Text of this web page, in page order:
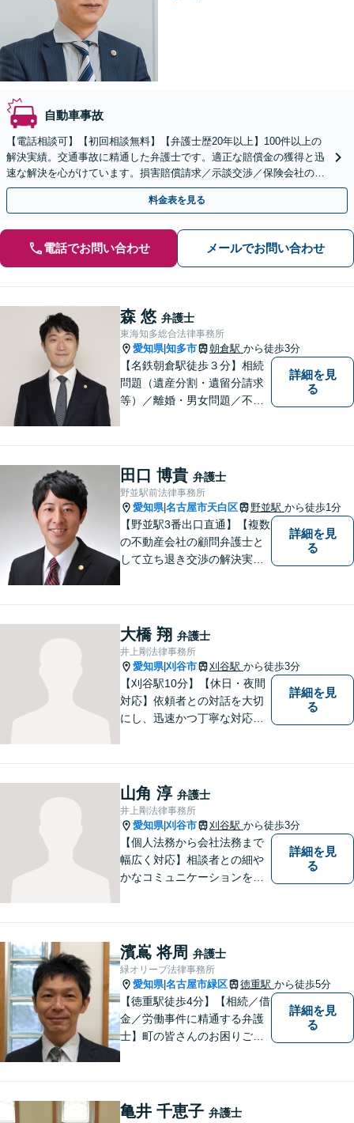
自動車事故
【電話相談可】【初回相談無料】【弁護士歴20年以上】100件以上の
解決実績。交通事故に精通した弁護士です。適正な賠償金の獲得と迅
速な解決を心がけています。損害賠償請求／示談交渉／保険会社の対
応などに対応【夜間・休日面談可】【刈谷駅3分】
料金表を見る
電話でお問い合わせ メールでお問い合わせ
森 悠 弁護士
東海知多総合法律事務所
愛知県|知多市 朝倉駅 から徒歩3分
【名鉄朝倉駅徒歩３分】相続
問題（遺産分割・遺留分請求
等）／離婚・男女問題／不動
多数。
詳細を見
る
田口 博貴 弁護士
野並駅前法律事務所
愛知県|名古屋市天白区 野並駅 から徒歩1分
【野並駅3番出口直通】【複数
の不動産会社の顧問弁護士と
して立ち退き交渉の解決実績
被害者側に限る）、離婚、企
業及び個人事業主の顧問に関
する相談は初回相談無料で
す。
詳細を見
る
大橋 翔 弁護士
井上剛法律事務所
愛知県|刈谷市 刈谷駅 から徒歩3分
【刈谷駅10分】【休日・夜間
対応】依頼者との対話を大切
にし、迅速かつ丁寧な対応を
サービスを提供。【駐車場完
備】
詳細を見
る
山角 淳 弁護士
井上剛法律事務所
愛知県|刈谷市 刈谷駅 から徒歩3分
【個人法務から会社法務まで
幅広く対応】相談者との細や
かなコミュニケーションを大
ら、お早めにご相談くださ
い。【JR在来線「刈谷駅」4
分】【駐車場あり】
詳細を見
る
濱嶌 将周 弁護士
緑オリーブ法律事務所
愛知県|名古屋市緑区 徳重駅 から徒歩5分
【徳重駅徒歩4分】【相続／借
金／労働事件に精通する弁護
士】町の皆さんのお困りごと
バー等の情報問題にも意欲高
詳細を見
る
亀井 千恵子 弁護士